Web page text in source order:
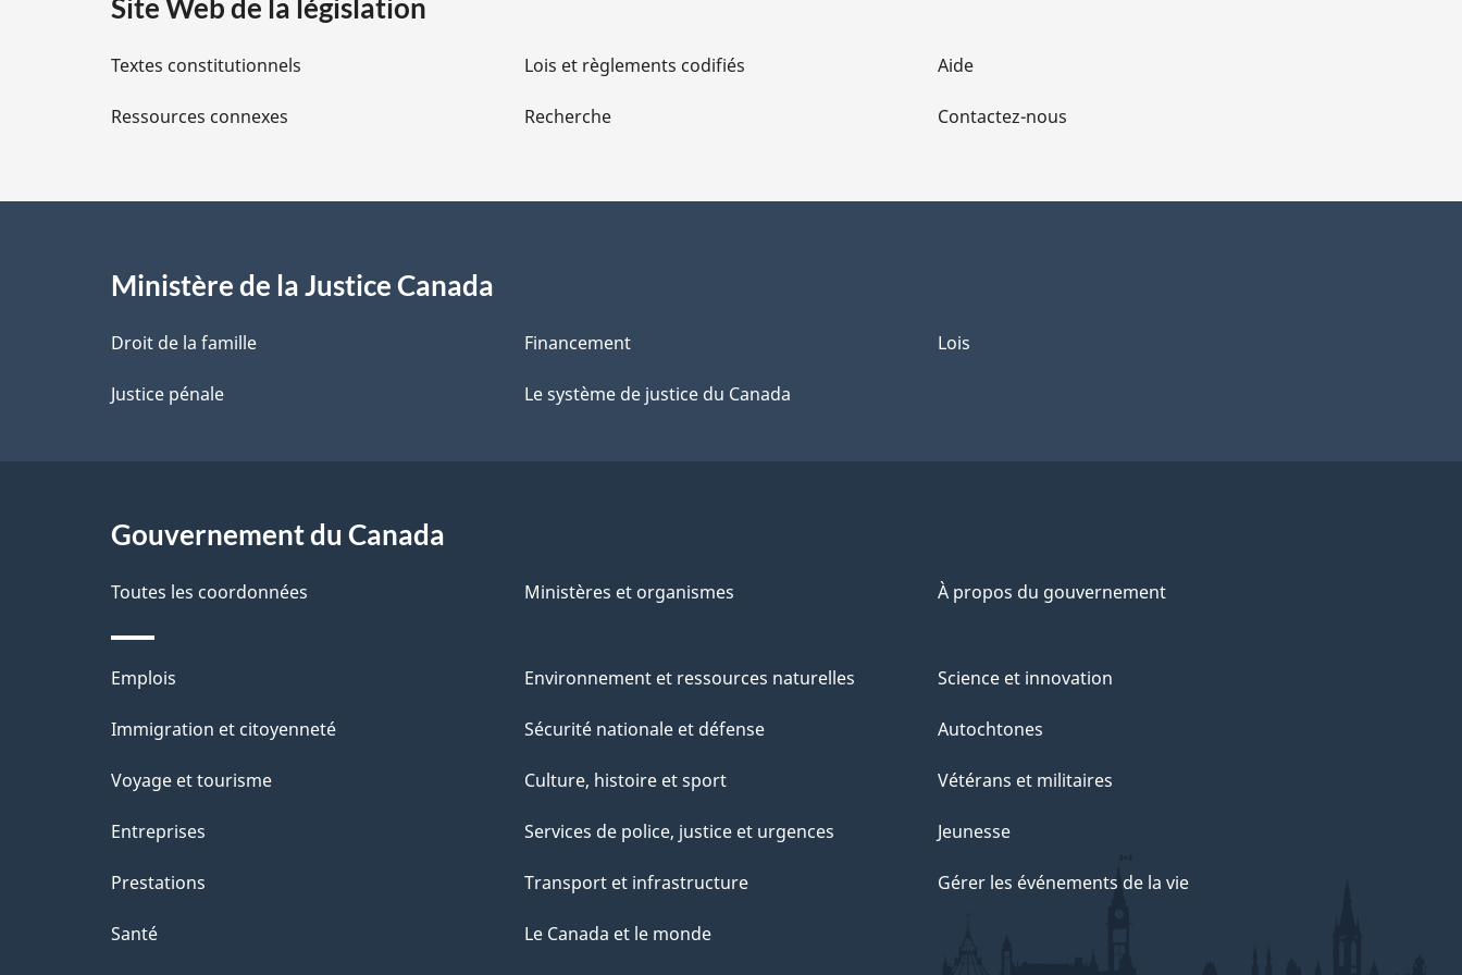
i
l
s
l
a
p
e
Site Web de la législation
Textes constitutionnels
Ressources connexes
Lois et règlements codifiés
Recherche
Aide
Contactez-nous
Ministère de la Justice Canada
Droit de la famille
Justice pénale
Financement
Le système de justice du Canada
Lois
Gouvernement du Canada
Toutes les coordonnées Ministères et organismes À propos du gouvernement
Thèmes
et
Emplois
Immigration et citoyenneté
Voyage et tourisme
Entreprises
Prestations
Santé
Environnement et ressources naturelles
Sécurité nationale et défense
Culture, histoire et sport
Services de police, justice et urgences
Transport et infrastructure
Le Canada et le monde
Science et innovation
Autochtones
Vétérans et militaires
Jeunesse
Gérer les événements de la vie